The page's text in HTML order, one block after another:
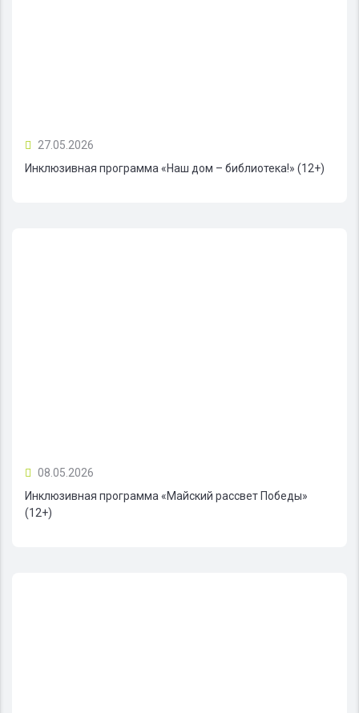
27.05.2026
Инклюзивная программа «Наш дом – библиотека!» (12+)
08.05.2026
Инклюзивная программа «Майский рассвет Победы»
(12+)